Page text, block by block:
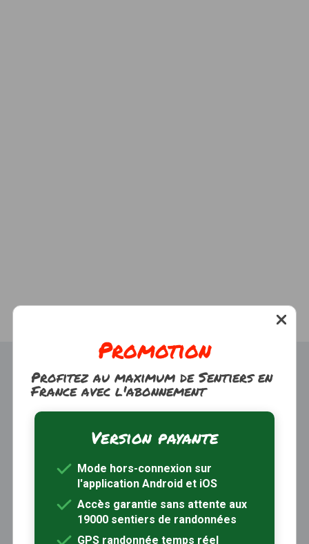
Trouver une randonnée À propos
Inscription / Connexion
Abonnement Rando+ Calendrier randos
Promotion
Profitez au maximum de Sentiers en
France avec l'abonnement
Version payante
Mode hors-connexion sur
l'application Android et iOS
Accès garantie sans attente aux
19000 sentiers de randonnées
GPS randonnée temps réel